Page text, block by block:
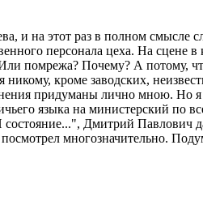
на этот раз в полном смысле
персонала цеха. На
помрежа? Почему? А потому,
никому, кроме заводских,
придуманы лично мною. Но
языка на министерский по
Дмитрий Павлович
многозначительно.